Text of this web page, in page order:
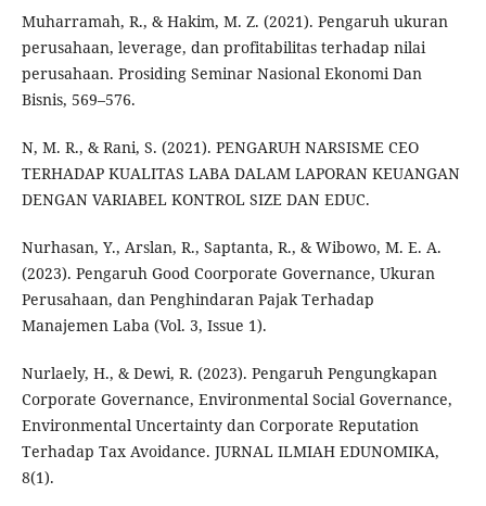
Muharramah, R., & Hakim, M. Z. (2021). Pengaruh ukuran
perusahaan, leverage, dan profitabilitas terhadap nilai
perusahaan. Prosiding Seminar Nasional Ekonomi Dan
Bisnis, 569–576.
N, M. R., & Rani, S. (2021). PENGARUH NARSISME CEO
TERHADAP KUALITAS LABA DALAM LAPORAN KEUANGAN
DENGAN VARIABEL KONTROL SIZE DAN EDUC.
Nurhasan, Y., Arslan, R., Saptanta, R., & Wibowo, M. E. A.
(2023). Pengaruh Good Coorporate Governance, Ukuran
Perusahaan, dan Penghindaran Pajak Terhadap
Manajemen Laba (Vol. 3, Issue 1).
Nurlaely, H., & Dewi, R. (2023). Pengaruh Pengungkapan
Corporate Governance, Environmental Social Governance,
Environmental Uncertainty dan Corporate Reputation
Terhadap Tax Avoidance. JURNAL ILMIAH EDUNOMIKA,
8(1).